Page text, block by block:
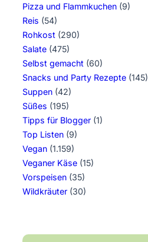
Pizza und Flammkuchen (9)
Reis (54)
Rohkost (290)
Salate (475)
Selbst gemacht (60)
Snacks und Party Rezepte (145)
Suppen (42)
Süßes (195)
Tipps für Blogger (1)
Top Listen (9)
Vegan (1.159)
Veganer Käse (15)
Vorspeisen (35)
Wildkräuter (30)